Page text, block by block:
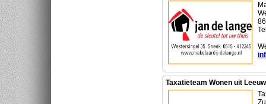
Taxatieteam Wonen uit